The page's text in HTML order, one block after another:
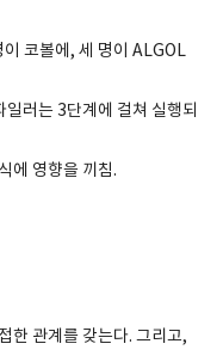
코볼에, 세 명이 ALGOL
러는 3단계에 걸쳐 실행되
에 영향을 끼침.
한 관계를 갖는다. 그리고,